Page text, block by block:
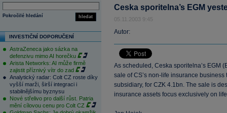
hledat
Pokročilé hledání
INVESTIČNÍ DOPORUČENÍ
AstraZeneca jako sázka na
defenzivu mimo AI horečku
Arista Networks: AI může firmě
zajistit příznivý vítr do zad
Analytický radar: Colt CZ roste díky
vyšší marži, širší integraci i
stabilnějšímu byznysu
Nové střelivo pro další růst. Patria
mění cílovou cenu pro Colt CZ
Ceska sporitelna’s EGM
05.11.2003 9:45
Autor:
As scheduled, Ceska sporitelna’s EGM
sale of CS’s non-life insurance
subsidiary, for CZK 4.1bn. The sale is
insurance assets focus exclusively on